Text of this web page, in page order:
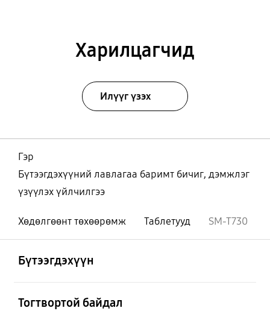
Харилцагчид
Илүүг үзэх
Гэр
Бүтээгдэхүүний лавлагаа баримт бичиг, дэмжлэг
үзүүлэх үйлчилгээ
Хөдөлгөөнт төхөөрөмж Таблетууд SM-T730
Бүтээгдэхүүн
Тогтвортой байдал